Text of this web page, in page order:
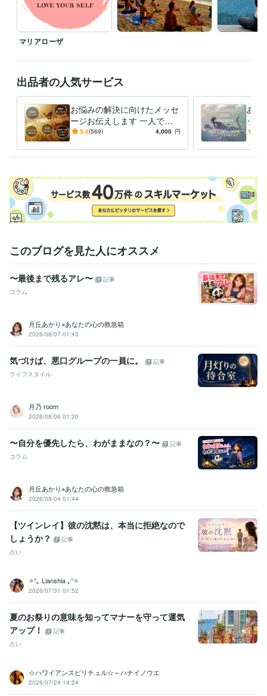
メディア・出版・広告 / 記者・ジャーナリスト 経験年数 : 15年
メディア・出版・広告 / 編集・エディター・デスク・校正
経験年数 :
15年
全米ヨガアライアンスRYT200 取得年 : 2019年
アロマコーディネーター
認定レイキティーチャー 取得年 : 2018年
その他ツール
チャネリング:6年レイキヒーリング:6年
過去生リーディング・ヒーリング:6年
ヒプノセラピー:6年
クリスタル＆パワーストーン鑑定・ヒーリング:5年
数秘術:5年
四柱推命:5年九星気学:5年
得意分野
占い チャネリングとリーディング
スピリチュアル
悩み相談・カウンセリング 遠隔レイキヒーリング
ヒーリング
英語 ビジネスレベル
マリアローザ
出品者の人気サービス
お悩みの解決に向けたメッセ
ージお伝えします 一人で悩
むのは終わりにしませんか？
5.0(569) 4,000 円
あな
ッセ
やマ
う
このブログを見た人にオススメ
〜最後まで残るアレ〜
記事
コラム
月丘あかり⭐︎あなたの心の救急箱
2026/08/07 01:45
気づけば、悪口グループの一員に。
記事
ライフスタイル
月乃 room
2026/08/06 01:20
〜自分を優先したら、わがままなの？〜
記事
コラム
月丘あかり⭐︎あなたの心の救急箱
2026/08/04 01:44
【ツインレイ】彼の沈黙は、本当に拒絶なので
しょうか？
記事
占い
✧°｡ Lianshia ｡°✧
2026/07/31 01:52
夏のお祭りの意味を知ってマナーを守って運気
アップ！
記事
占い
☆ハワイアンスピリチュル☆～ハナイノウエ
2026/07/24 14:24